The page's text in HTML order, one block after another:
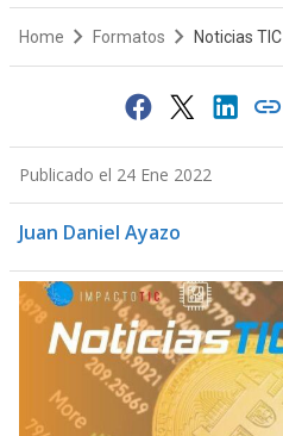
Home Formatos Noticias TIC
Publicado el 24 Ene 2022
Juan Daniel Ayazo